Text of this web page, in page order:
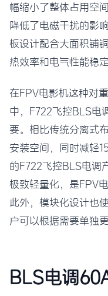
幅缩小了整体占用空
降低了电磁干扰的影
板设计配合大面积铺
热效率和电气性能稳定
在FPV电影机这种对
中，F722飞控BLS电
要。相比传统分离式
安装空间，同时减轻
的F722飞控BLS电调
极致轻量化，是FPV
此外，模块化设计也
户可以根据需要单独
BLS电调